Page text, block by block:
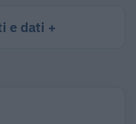
e dati